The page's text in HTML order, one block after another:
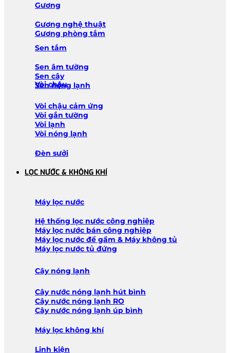
Gương
Gương nghệ thuật
Gương phòng tắm
Sen tắm
Sen âm tường
Sen cây
Sen nóng lạnh
Vòi chậu
Vòi chậu cảm ứng
Vòi gắn tường
Vòi lạnh
Vòi nóng lạnh
Đèn sưởi
LỌC NƯỚC & KHÔNG KHÍ
Máy lọc nước
Hệ thống lọc nước công nghiệp
Máy lọc nước bán công nghiệp
Máy lọc nước để gầm & Máy không tủ
Máy lọc nước tủ đứng
Cây nóng lạnh
Cây nước nóng lạnh hút bình
Cây nước nóng lạnh RO
Cây nước nóng lạnh úp bình
Máy lọc không khí
Linh kiện